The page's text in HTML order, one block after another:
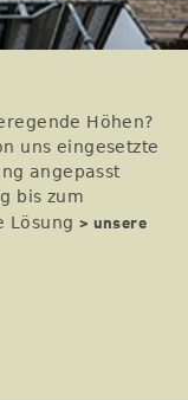
Höhen?
uns eingesetzte
angepasst
bis zum
Lösung > unsere